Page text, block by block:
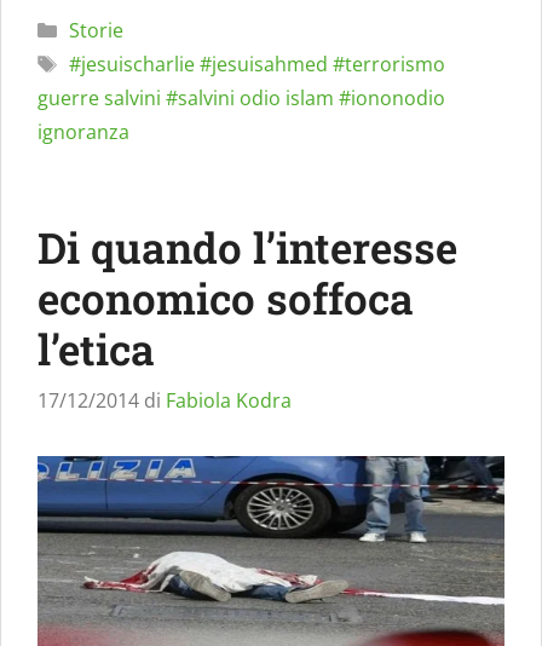
Categorie
Storie
Tag
#jesuischarlie #jesuisahmed #terrorismo
guerre salvini #salvini odio islam #iononodio
ignoranza
Di quando l’interesse
economico soffoca
l’etica
17/12/2014 di Fabiola Kodra